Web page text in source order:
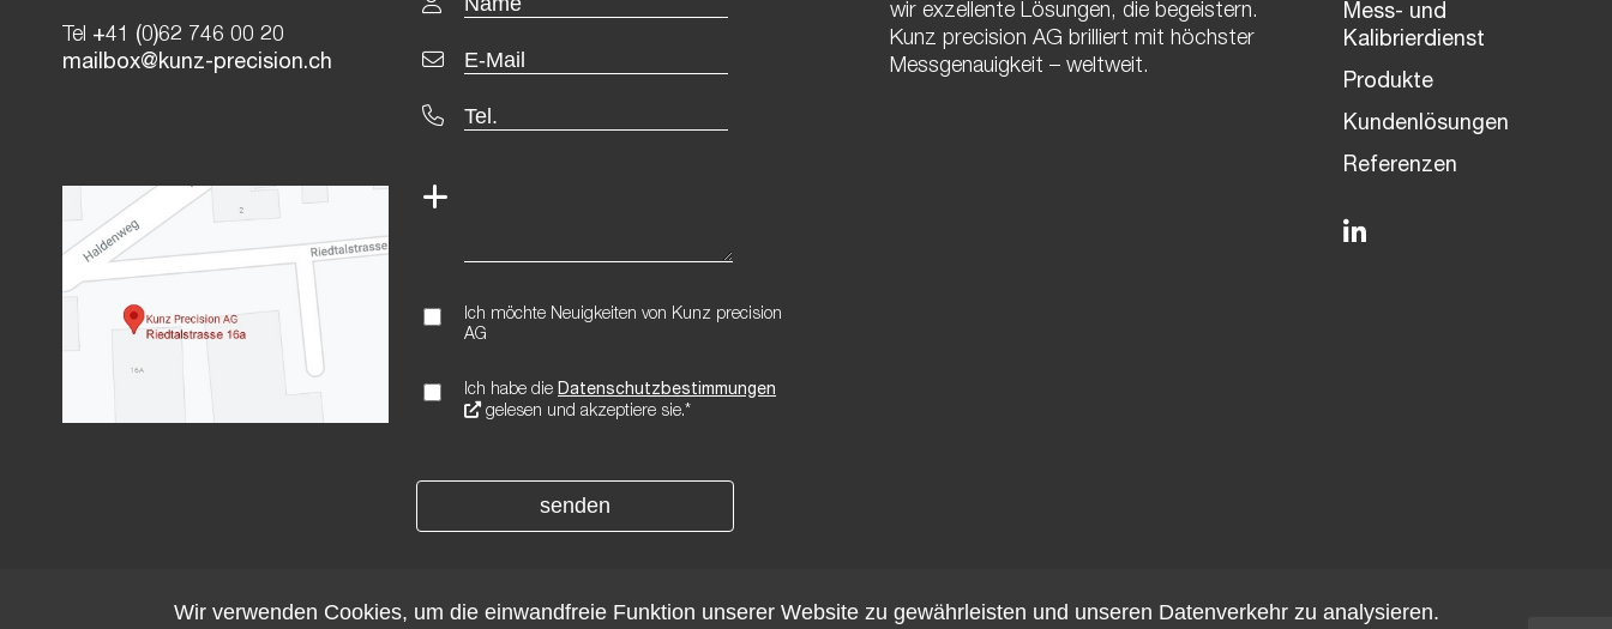
Tel +41 (0)62 746 00 20
mailbox@kunz-precision.ch
Ich möchte Neuigkeiten von Kunz precision
AG
Ich habe dieDatenschutzbestimmungen
gelesen und akzeptiere sie.*
senden
wir exzellente Lösungen, die begeistern.
Kunz precision AG brilliert mit höchster
Messgenauigkeit – weltweit.
Mess- und
Kalibrierdienst
Produkte
Kundenlösungen
Referenzen
Wir verwenden Cookies, um die einwandfreie Funktion unserer Website zu gewährleisten und unseren Datenverkehr zu analysieren.